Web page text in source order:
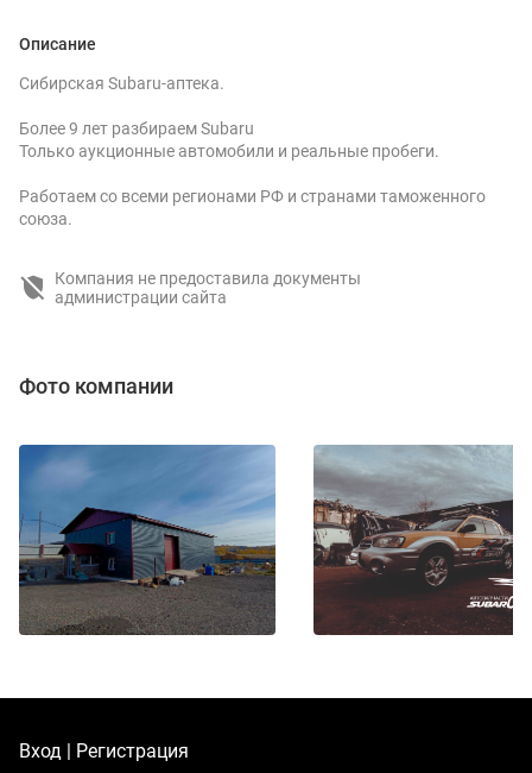
Описание
Сибирская Subaru-аптека.
Более 9 лет разбираем Subaru
Только аукционные автомобили и реальные пробеги.
Работаем со всеми регионами РФ и странами таможенного
союза.
Компания не предоставила документы
администрации сайта
Фото компании
Вход | Регистрация